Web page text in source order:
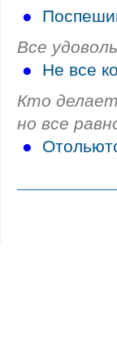
●
Все
●
Не все
Кто
но все
●